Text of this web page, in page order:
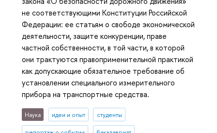
не соответствующими Конституции Российской
Федерации: ее статьям о свободе экономической
деятельности, защите конкуренции, праве
частной собственности, в той части, в которой
они трактуются правоприменительной практикой
как допускающие обязательное требование об
установлении специального измерительного
прибора на транспортные средства.
Наука идеи и опыт студенты